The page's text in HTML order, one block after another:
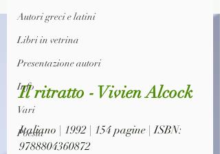
Autori greci e latini
Libri in vetrina
Presentazione autori
Info
Vari
Poesia
Il ritratto - Vivien Alcock
Italiano | 1992 | 154 pagine | ISBN:
9788804360872